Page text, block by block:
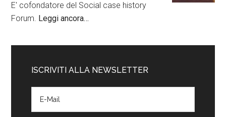
E' cofondatore del Social case history
Forum. Leggi ancora…
ISCRIVITI ALLA NEWSLETTER